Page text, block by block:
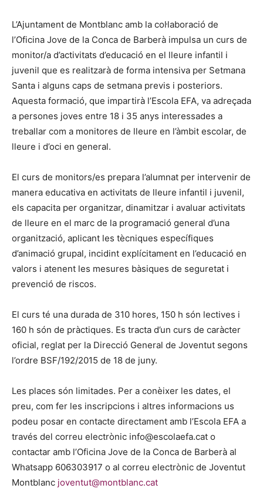
L’Ajuntament de Montblanc amb la col·laboració de
l’Oficina Jove de la Conca de Barberà impulsa un curs de
monitor/a d’activitats d’educació en el lleure infantil i
juvenil que es realitzarà de forma intensiva per Setmana
Santa i alguns caps de setmana previs i posteriors.
Aquesta formació, que impartirà l’Escola EFA, va adreçada
a persones joves entre 18 i 35 anys interessades a
treballar com a monitores de lleure en l’àmbit escolar, de
lleure i d’oci en general.
El curs de monitors/es prepara l’alumnat per intervenir de
manera educativa en activitats de lleure infantil i juvenil,
els capacita per organitzar, dinamitzar i avaluar activitats
de lleure en el marc de la programació general d’una
organització, aplicant les tècniques específiques
d’animació grupal, incidint explícitament en l’educació en
valors i atenent les mesures bàsiques de seguretat i
prevenció de riscos.
El curs té una durada de 310 hores, 150 h són lectives i
160 h són de pràctiques. Es tracta d’un curs de caràcter
oficial, reglat per la Direcció General de Joventut segons
l’ordre BSF/192/2015 de 18 de juny.
Les places són limitades. Per a conèixer les dates, el
preu, com fer les inscripcions i altres informacions us
podeu posar en contacte directament amb l’Escola EFA a
través del correu electrònic info@escolaefa.cat o
contactar amb l’Oficina Jove de la Conca de Barberà al
Whatsapp 606303917 o al correu electrònic de Joventut
Montblanc joventut@montblanc.cat